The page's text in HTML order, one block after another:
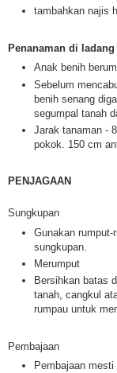
tambahkan najis
Penanaman di ladang
Anak benih
Sebelum
benih senang
segumpal tanah
Jarak tanaman -
pokok. 150 cm
PENJAGAAN
Sungkupan
Gunakan rumput-
sungkupan.
Merumput
Bersihkan batas
tanah, cangkul
rumpau untuk
Pembajaan
Pembajaan